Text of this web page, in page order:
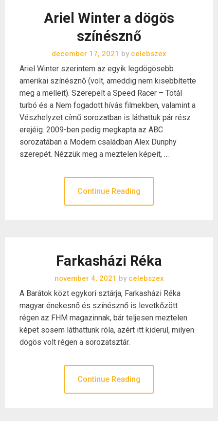
Ariel Winter a dögös
színésznő
december 17, 2021 by celebszex
Ariel Winter szerintem az egyik legdögösebb
amerikai színésznő (volt, ameddig nem kisebbítette
meg a melleit). Szerepelt a Speed Racer – Totál
turbó és a Nem fogadott hívás filmekben, valamint a
Vészhelyzet című sorozatban is láthattuk pár rész
erejéig. 2009-ben pedig megkapta az ABC
sorozatában a Modern családban Alex Dunphy
szerepét. Nézzük meg a meztelen képeit, …
Continue Reading
Farkasházi Réka
november 4, 2021 bycelebszex
A Barátok közt egykori sztárja, Farkasházi Réka
magyar énekesnő és színésznő is levetkőzött
régen az FHM magazinnak, bár teljesen meztelen
képet sosem láthattunk róla, azért itt kiderül, milyen
dögös volt régen a sorozatsztár.
Continue Reading